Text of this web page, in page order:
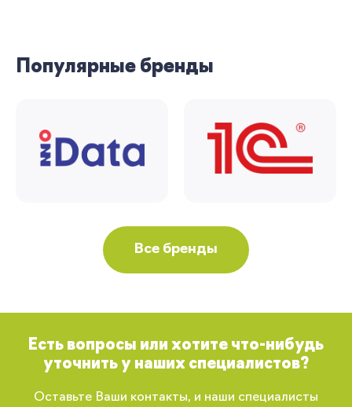
Популярные бренды
Все бренды
Есть вопросы или хотите что-нибудь
уточнить у наших специалистов?
Оставьте Ваши контакты, и наши специалисты